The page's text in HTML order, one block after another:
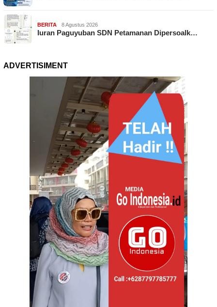
BERITA 8 Agustus 2026
Iuran Paguyuban SDN Petamanan Dipersoalk…
ADVERTISIMENT